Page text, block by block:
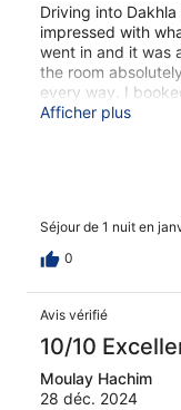
Driving into
impressed with
went in and it was
the room
every way. I
north by car to
Afficher plus
Séjour de 1 nuit en
0
Avis vérifié
10/10
Moulay Hachim
28 déc. 2024